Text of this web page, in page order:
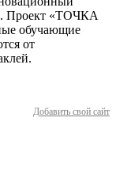
Проект «ТОЧКА
обучающие
от
Добавить свой сайт